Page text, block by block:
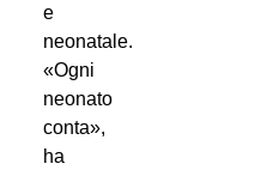
e
neonatale.
«Ogni
neonato
conta»,
ha